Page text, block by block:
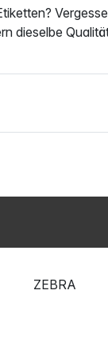
dieselbe
ZEBRA